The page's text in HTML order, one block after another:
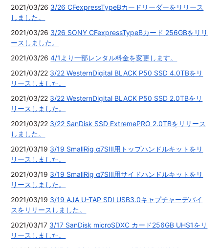
2021/03/26 3/26 CFexpressTypeBカードリーダーをリリース
しました。
2021/03/26 3/26 SONY CFexpressTypeBカード 256GBをリリ
ースしました。
2021/03/264/1より一部レンタル料金を変更します。
2021/03/22 3/22 WesternDigital BLACK P50 SSD 4.0TBをリ
リースしました。
2021/03/22 3/22 WesternDigital BLACK P50 SSD 2.0TBをリ
リースしました。
2021/03/22 3/22 SanDisk SSD ExtremePRO 2.0TBをリリース
しました。
2021/03/19 3/19 SmallRig α7SⅢ用トップハンドルキットをリ
リースしました。
2021/03/19 3/19 SmallRig α7SⅢ用サイドハンドルキットをリ
リースしました。
2021/03/19 3/19 AJA U-TAP SDI USB3.0キャプチャーデバイ
スをリリースしました。
2021/03/17 3/17 SanDisk microSDXC カード256GB UHS1をリ
リースしました。